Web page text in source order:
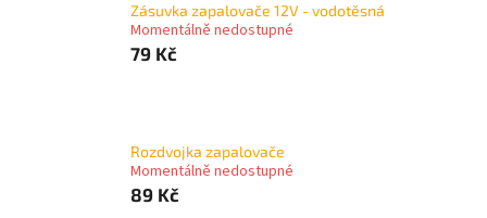
Zásuvka zapalovače 12V - vodotěsná
Momentálně nedostupné
79 Kč
Rozdvojka zapalovače
Momentálně nedostupné
89 Kč